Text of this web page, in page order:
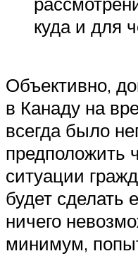
куда и для
Объективно,
в Канаду на
всегда было
предположить
ситуации
будет сделать
ничего
минимум,